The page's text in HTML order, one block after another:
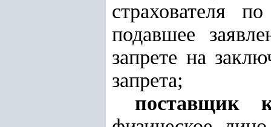
страхователя
подавшее
запрете на
запрета;
поставщик